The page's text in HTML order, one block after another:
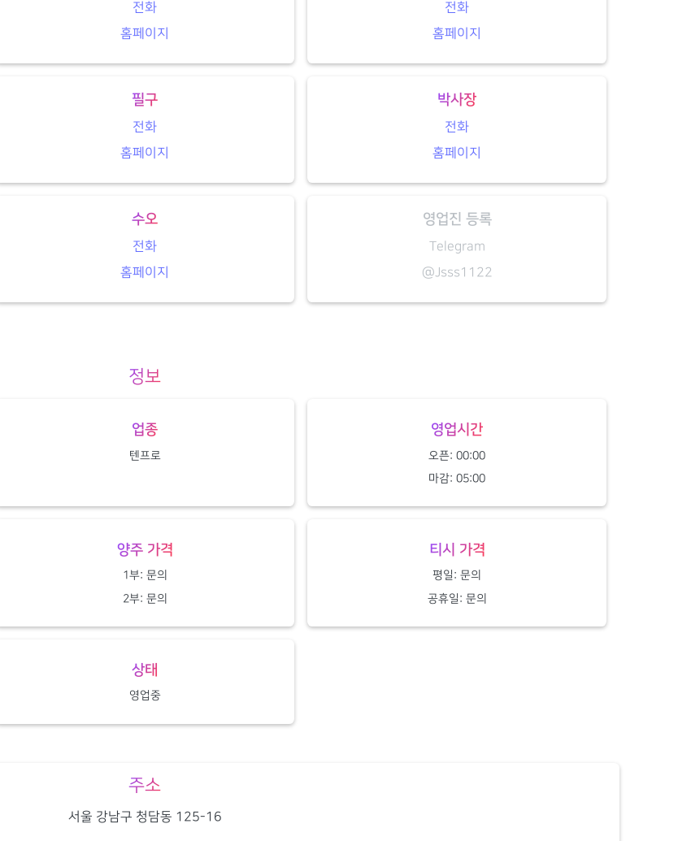
전화
홈페이지
전화
홈페이지
필구
전화
홈페이지
박사장
전화
홈페이지
수오
전화
홈페이지
영업진 등록
Telegram
@Jsss1122
정보
업종
텐프로
영업시간
오픈: 00:00
마감: 05:00
양주 가격
1부: 문의
2부: 문의
티시 가격
평일: 문의
공휴일: 문의
상태
영업중
주소
서울 강남구 청담동 125-16